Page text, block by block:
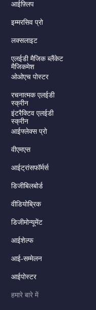
आईफ़्लिप
इम्मरसिव प्रो
लक्सलाइट
एलईडी मैजिक ब्लैंकेट
मैजिकमेश
ओओएच पोस्टर
रचनात्मक एलईडी
स्क्रीन
इंटरैक्टिव एलईडी
स्क्रीन
आईफ्लेक्स प्रो
वीएमएस
आईट्रांसफॉर्मर्स
डिजीबिलबोर्ड
वीडियोब्रिक
डिजीमोन्यूमेंट
आईशेल्फ
आई-सम्मेलन
आईपोस्टर
हमारे बारे में
Italian
Serbian